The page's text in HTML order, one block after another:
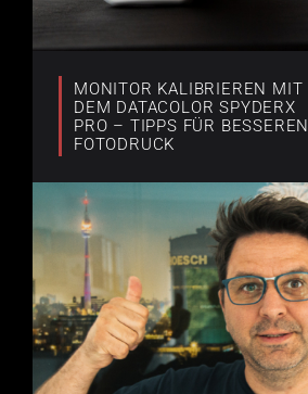
MONITOR KALIBRIEREN MIT
DEM DATACOLOR SPYDERX
PRO – TIPPS FÜR BESSEREN
FOTODRUCK